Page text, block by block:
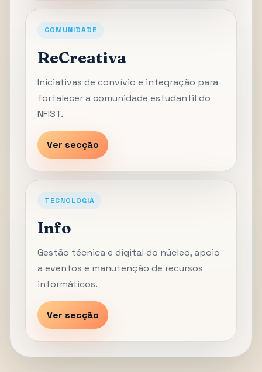
COMUNIDADE
ReCreativa
Iniciativas de convívio e integração para
fortalecer a comunidade estudantil do
NFIST.
Ver secção
TECNOLOGIA
Info
Gestão técnica e digital do núcleo, apoio
a eventos e manutenção de recursos
informáticos.
Ver secção